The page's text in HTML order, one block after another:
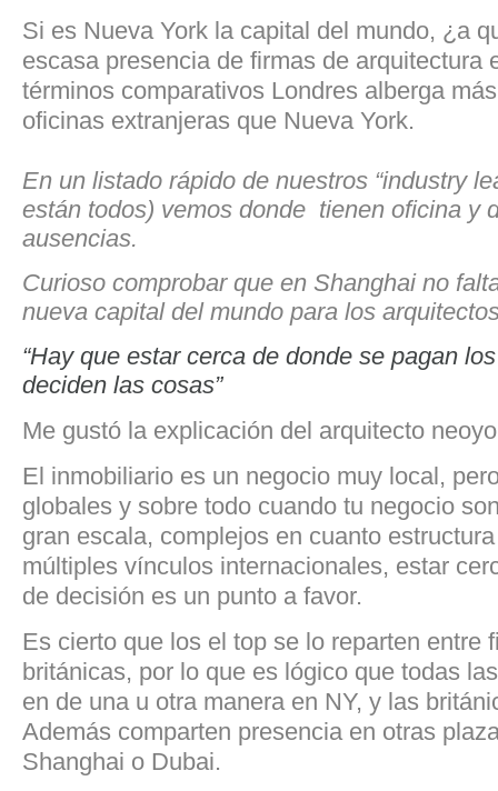
Si es Nueva York la capital del mundo, ¿a
escasa presencia de firmas de arquitectura
términos comparativos Londres alberga
oficinas extranjeras que Nueva York.
En un listado rápido de nuestros “industry
están todos) vemos donde tienen oficina y
ausencias.
Curioso comprobar que en Shanghai no
nueva capital del mundo para los
“Hay que estar cerca de donde se pagan
deciden las cosas”
Me gustó la explicación del arquitecto
El inmobiliario es un negocio muy local,
globales y sobre todo cuando tu negocio
gran escala, complejos en cuanto
múltiples vínculos internacionales, estar
de decisión es un punto a favor.
Es cierto que los el top se lo reparten entre
británicas, por lo que es lógico que todas
en de una u otra manera en NY, y las
Además comparten presencia en otras
Shanghai o Dubai.